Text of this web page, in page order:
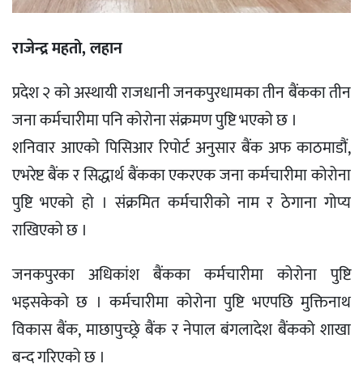
राजेन्द्र महतो, लहान
प्रदेश २ को अस्थायी राजधानी जनकपुरधामका तीन बैंकका तीन
जना कर्मचारीमा पनि कोरोना संक्रमण पुष्टि भएको छ ।
शनिवार आएको पिसिआर रिपोर्ट अनुसार बैंक अफ काठमाडौं,
एभरेष्ट बैंक र सिद्धार्थ बैंकका एकरएक जना कर्मचारीमा कोरोना
पुष्टि भएको हो । संक्रमित कर्मचारीको नाम र ठेगाना गोप्य
राखिएको छ ।
जनकपुरका अधिकांश बैंकका कर्मचारीमा कोरोना पुष्टि
भइसकेको छ । कर्मचारीमा कोरोना पुष्टि भएपछि मुक्तिनाथ
विकास बैंक, माछापुच्छ्रे बैंक र नेपाल बंगलादेश बैंकको शाखा
बन्द गरिएको छ ।